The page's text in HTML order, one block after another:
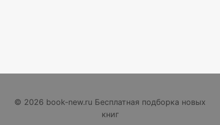
© 2026 book-new.ru Бесплатная подборка новых
книг